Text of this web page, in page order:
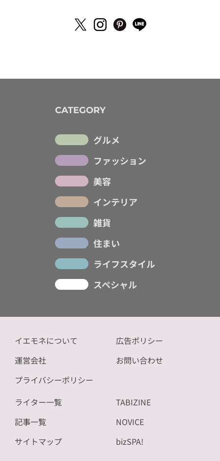
CATEGORY
グルメ
ファッション
美容
インテリア
雑貨
住まい
ライフスタイル
スペシャル
イエモネについて
運営会社
プライバシーポリシー
広告ポリシー
お問い合わせ
ライター一覧
記事一覧
サイトマップ
TABIZINE
NOVICE
bizSPA!